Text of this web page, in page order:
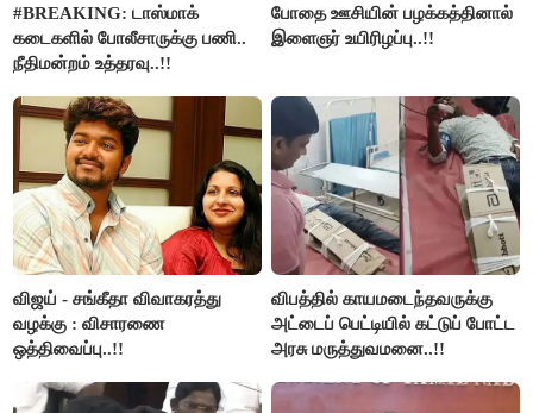
#BREAKING: டாஸ்மாக்
கடைகளில் போலீசாருக்கு பணி..
நீதிமன்றம் உத்தரவு..!!
போதை ஊசியின் பழக்கத்தினால்
இளைஞர் உயிரிழப்பு..!!
விஜய் - சங்கீதா விவாகரத்து
வழக்கு : விசாரணை
ஒத்திவைப்பு..!!
விபத்தில் காயமடைந்தவருக்கு
அட்டைப் பெட்டியில் கட்டுப் போட்ட
அரசு மருத்துவமனை..!!